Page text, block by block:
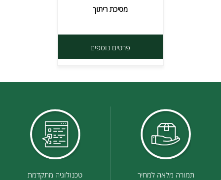
מסיכת ריתוך
פרטים נוספים
תמורה מלאה למחיר טכנולוגיה מתקדמת